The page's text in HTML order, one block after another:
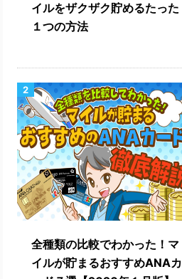
イルをザクザク貯めるたった
１つの方法
2
全種類の比較でわかった！マ
イルが貯まるおすすめANAカ